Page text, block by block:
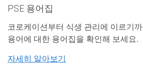
PSE 용어집
코로케이션부터 식생 관리에 이르기
용어에 대한 용어집을 확인해 보세요.
자세히 알아보기